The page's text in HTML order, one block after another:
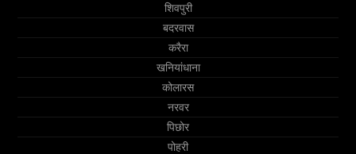
शिवपुरी
बदरवास
करैरा
खनियांधाना
कोलारस
नरवर
पिछोर
पोहरी